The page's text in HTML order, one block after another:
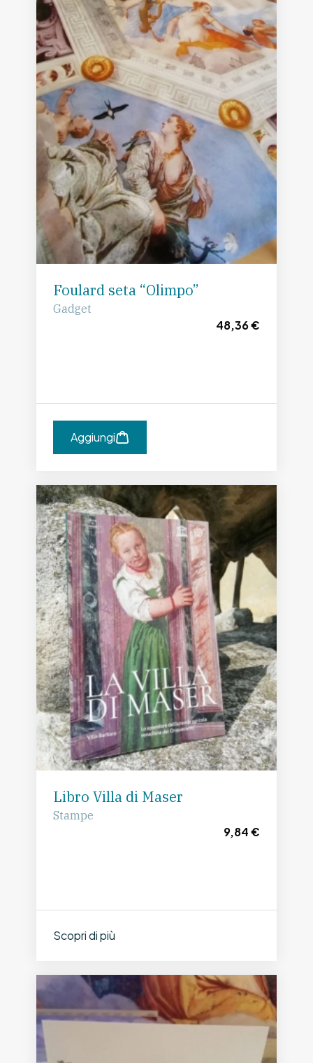
Foulard seta “Olimpo”
Gadget
48,36 €
Aggiungi
Libro Villa di Maser
Stampe
9,84 €
Scopri di più